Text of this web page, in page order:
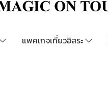
แพคเกจเที่ยวอิสระ